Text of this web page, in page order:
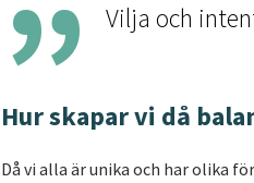
Vilja och
Hur skapar vi då
Då vi alla är unika och har olika